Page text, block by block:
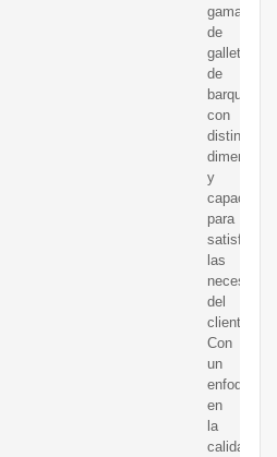
gama
de
galletas
de
barquillo,
con
distintas
y
para
satisfacer
las
del
cliente.
Con
un
enfoque
en
la
calidad